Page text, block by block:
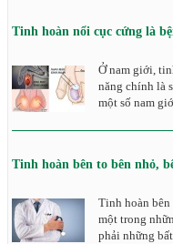
Tinh hoàn nổi cục cứng là
Ở nam giới,
năng chính là
một số nam
Tinh hoàn bên to bên nhỏ,
Tinh hoàn bên
một trong
phải những